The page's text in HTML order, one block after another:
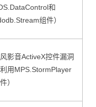
和
组件）
影音ActiveX控件漏洞
利用MPS.StormPlayer
）